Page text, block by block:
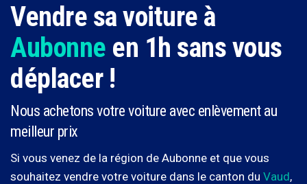
Vendre sa voiture à
Aubonne en 1h sans vous
déplacer !
Nous achetons votre voiture avec enlèvement au
meilleur prix‎
Si vous venez de la région de Aubonne et que vous
souhaitez vendre votre voiture dans le canton du Vaud,